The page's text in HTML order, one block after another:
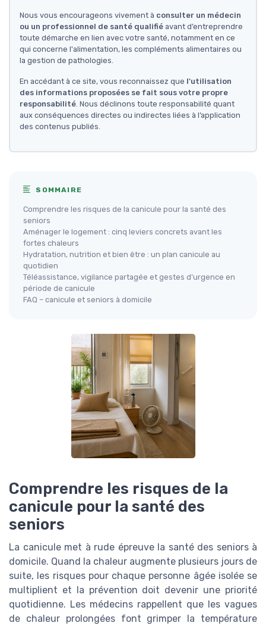
Nous vous encourageons vivement à consulter un médecin
ou un professionnel de santé qualifié avant d’entreprendre
toute démarche en lien avec votre santé, notamment en ce
qui concerne l'alimentation, les compléments alimentaires ou
la gestion de pathologies.
En accédant à ce site, vous reconnaissez que l'utilisation
des informations proposées se fait sous votre propre
responsabilité. Nous déclinons toute responsabilité quant
aux conséquences directes ou indirectes liées à l’application
des contenus publiés.
SOMMAIRE
Comprendre les risques de la canicule pour la santé des
seniors
Aménager le logement : cinq leviers concrets avant les
fortes chaleurs
Hydratation, nutrition et bien être : un plan canicule au
quotidien
Téléassistance, vigilance partagée et gestes d’urgence en
période de canicule
FAQ – canicule et seniors à domicile
Comprendre les risques de la
canicule pour la santé des
seniors
La canicule met à rude épreuve la santé des seniors à
domicile. Quand la chaleur augmente plusieurs jours de
suite, les risques pour chaque personne âgée isolée se
multiplient et la prévention doit devenir une priorité
quotidienne. Les médecins rappellent que les vagues
de chaleur prolongées font grimper la température